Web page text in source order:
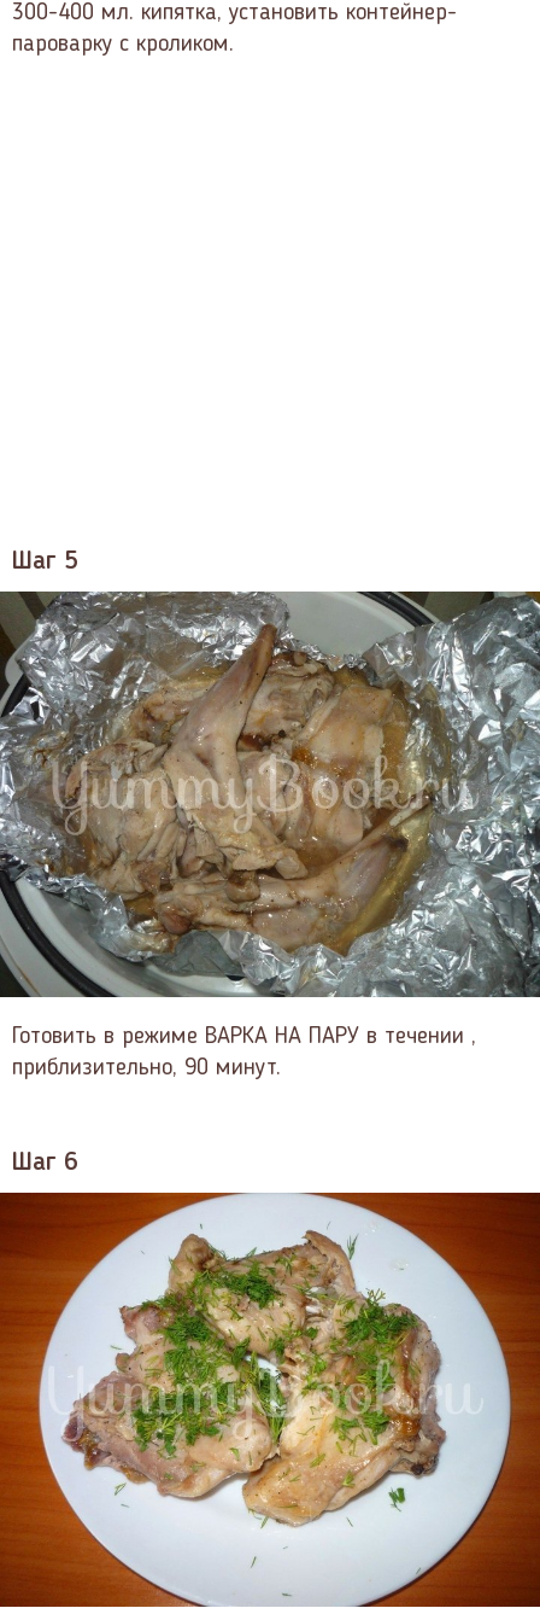
300-400 мл. кипятка, установить контейнер-
пароварку с кроликом.
Шаг 5
Готовить в режиме ВАРКА НА ПАРУ в течении ,
приблизительно, 90 минут.
Шаг 6